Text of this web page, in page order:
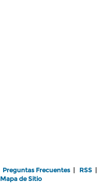
Preguntas Frecuentes | RSS |
Mapa de Sitio